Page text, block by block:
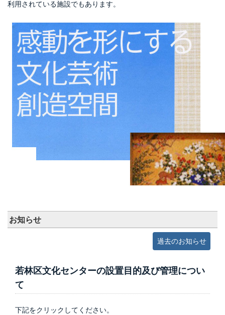
利用されている施設でもあります。
お知らせ
過去のお知らせ
若林区文化センターの設置目的及び管理につい
て
下記をクリックしてください。